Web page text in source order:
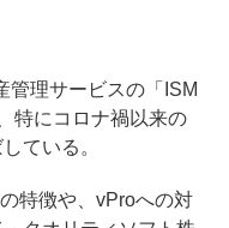
理サービスの「ISM
特にコロナ禍以来の
ている。
特徴や、vProへの対